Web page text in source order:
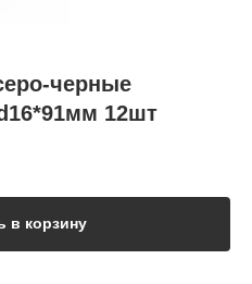
черные
12шт
в корзину